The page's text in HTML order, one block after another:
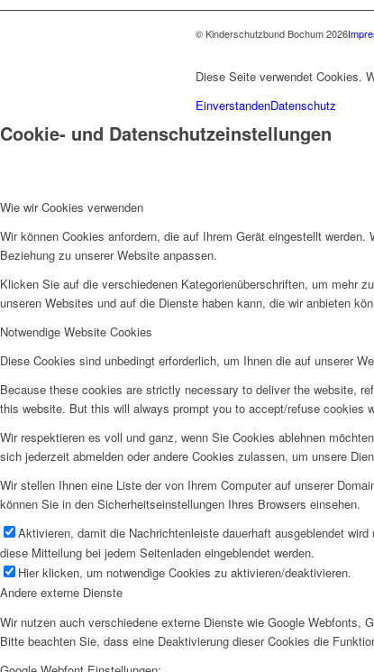
© Kinderschutzbund Bochum 2026
Diese Seite verwendet Cookies.
EinverstandenDatenschutz
Cookie- und Datenschutzeinstellungen
Wie wir Cookies verwenden
Wir können Cookies anfordern, die auf Ihrem Gerät eingestellt
Beziehung zu unserer Website anpassen.
Klicken Sie auf die verschiedenen Kategorienüberschriften, um mehr
unseren Websites und auf die Dienste haben kann, die wir anbieten
Notwendige Website Cookies
Diese Cookies sind unbedingt erforderlich, um Ihnen die auf unserer
Because these cookies are strictly necessary to deliver the website,
this website. But this will always prompt you to accept/refuse cookies
Wir respektieren es voll und ganz, wenn Sie Cookies ablehnen
sich jederzeit abmelden oder andere Cookies zulassen, um unsere
Wir stellen Ihnen eine Liste der von Ihrem Computer auf unserer
können Sie in den Sicherheitseinstellungen Ihres Browsers einsehen.
Aktivieren, damit die Nachrichtenleiste dauerhaft ausgeblendet
diese Mitteilung bei jedem Seitenladen eingeblendet werden.
Hier klicken, um notwendige Cookies zu aktivieren/deaktivieren.
Andere externe Dienste
Wir nutzen auch verschiedene externe Dienste wie Google Webfonts,
Bitte beachten Sie, dass eine Deaktivierung dieser Cookies die